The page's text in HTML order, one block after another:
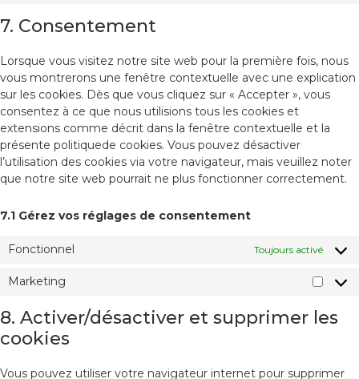
7. Consentement
Lorsque vous visitez notre site web pour la première fois, nous
vous montrerons une fenêtre contextuelle avec une explication
sur les cookies. Dès que vous cliquez sur « Accepter », vous
consentez à ce que nous utilisions tous les cookies et
extensions comme décrit dans la fenêtre contextuelle et la
présente politiquede cookies. Vous pouvez désactiver
l’utilisation des cookies via votre navigateur, mais veuillez noter
que notre site web pourrait ne plus fonctionner correctement.
7.1 Gérez vos réglages de consentement
Fonctionnel Toujours activé
Marketing
8. Activer/désactiver et supprimer les
cookies
Vous pouvez utiliser votre navigateur internet pour supprimer